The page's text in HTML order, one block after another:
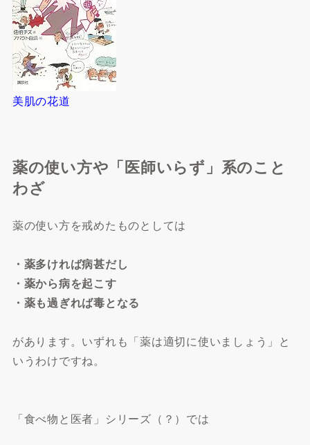
美肌の花道
薬の使い方や「医師いらず」系のこと
わざ
薬の使い方を戒めたものとしては
・薬多ければ病甚だし
・薬から病を起こす
・薬も過ぎれば毒となる
があります。いずれも「薬は適切に使いましょう」と
いうわけですね。
「食べ物と医者」シリーズ（？）では